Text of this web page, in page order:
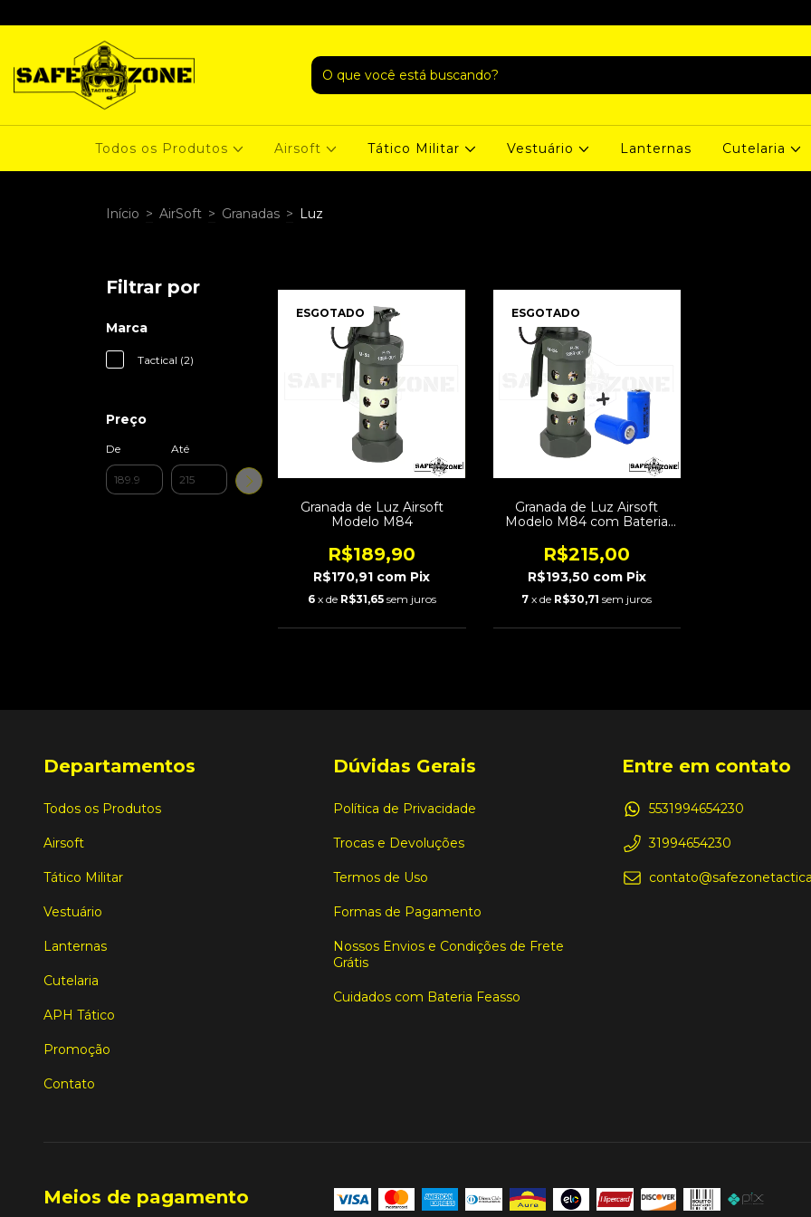
Todos os Produtos Airsoft Tático Militar Vestuário Lanternas Cutelaria
Início > AirSoft > Granadas > Luz
Filtrar por
Marca
Tactical (2)
Preço
De Até
ESGOTADO
Granada de Luz Airsoft
Modelo M84
R$189,90
R$170,91 com Pix
6 x de R$31,65 sem juros
ESGOTADO
Granada de Luz Airsoft
Modelo M84 com Bateria
R$215,00
R$193,50 com Pix
7 x de R$30,71 sem juros
Departamentos
Todos os Produtos
Airsoft
Tático Militar
Vestuário
Lanternas
Cutelaria
APH Tático
Promoção
Contato
Dúvidas Gerais
Política de Privacidade
Trocas e Devoluções
Termos de Uso
Formas de Pagamento
Nossos Envios e Condições de Frete
Grátis
Cuidados com Bateria Feasso
Entre em contato
5531994654230
31994654230
Meios de pagamento